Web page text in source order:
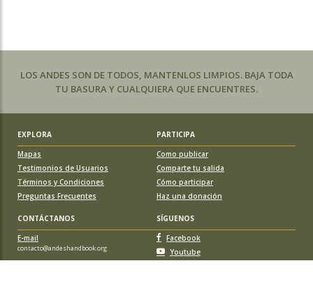
LOS ANDES SON DE TODOS, MANTENLOS LIMPIOS. BAJA TODA
TU BASURA Y CUALQUIERA QUE ENCUENTRES.
EXPLORA
PARTICIPA
Mapas
Testimonios de Usuarios
Términos y Condiciones
Preguntas Frecuentes
Como publicar
Comparte tu salida
Cómo participar
Haz una donación
CONTÁCTANOS
SÍGUENOS
E-mail
contacto@andeshandbook.org
Facebook
Youtube